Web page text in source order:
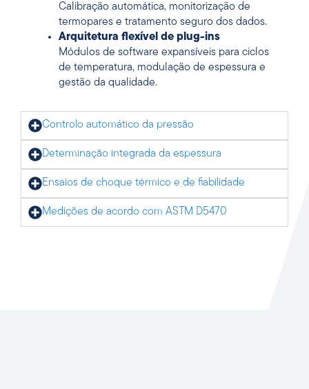
Calibração automática, monitorização de
termopares e tratamento seguro dos dados.
Arquitetura flexível de plug-ins
Módulos de software expansíveis para ciclos
de temperatura, modulação de espessura e
gestão da qualidade.
Controlo automático da pressão
Determinação integrada da espessura
Ensaios de choque térmico e de fiabilidade
Medições de acordo com ASTM D5470